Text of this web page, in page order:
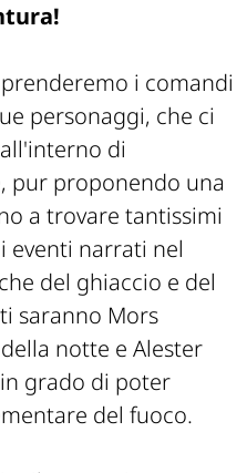
prenderemo i comandi
personaggi, che ci
di
pur proponendo una
a trovare tantissimi
eventi narrati nel
del ghiaccio e del
saranno Mors
notte e Alester
grado di poter
del fuoco.